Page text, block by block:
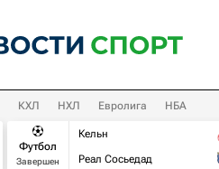
КХЛ НХЛ Евролига НБА
Футбол
Завершен
Кельн
Реал Сосьедад